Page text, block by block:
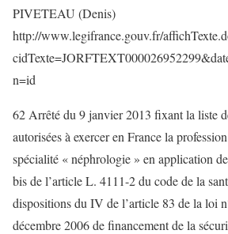
PIVETEAU (Denis)
http://www.legifrance.gouv.fr/
n=id
62 Arrêté du 9 janvier 2013 fixant la liste
autorisées à exercer en France la
spécialité « néphrologie » en application
bis de l’article L. 4111-2 du code de la
dispositions du IV de l’article 83 de la loi
décembre 2006 de financement de la